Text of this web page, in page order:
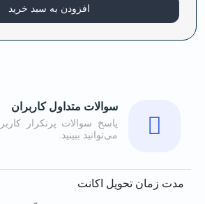
افزودن به سبد خرید
سوالات متداول کاربران
پاسخ سوالات پرتکرار
می‌توانید ببینید.
مدت زمان تحویل اکانت